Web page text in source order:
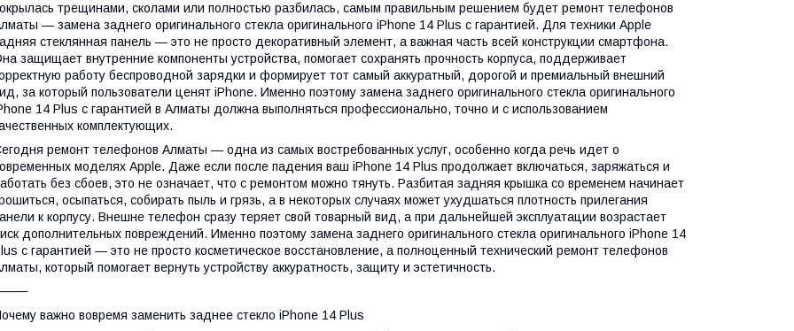
трещинами, сколами или полностью разбилась, самым правильным решением будет ремонт телефонов
— замена заднего оригинального стекла оригинального iPhone 14 Plus с гарантией. Для техники Apple
стеклянная панель — это не просто декоративный элемент, а важная часть всей конструкции смартфона.
защищает внутренние компоненты устройства, помогает сохранять прочность корпуса, поддерживает
работу беспроводной зарядки и формирует тот самый аккуратный, дорогой и премиальный внешний
за который пользователи ценят iPhone. Именно поэтому замена заднего оригинального стекла оригинального
14 Plus с гарантией в Алматы должна выполняться профессионально, точно и с использованием
комплектующих.
ремонт телефонов Алматы — одна из самых востребованных услуг, особенно когда речь идет о
моделях Apple. Даже если после падения ваш iPhone 14 Plus продолжает включаться, заряжаться и
без сбоев, это не означает, что с ремонтом можно тянуть. Разбитая задняя крышка со временем начинает
осыпаться, собирать пыль и грязь, а в некоторых случаях может ухудшаться плотность прилегания
к корпусу. Внешне телефон сразу теряет свой товарный вид, а при дальнейшей эксплуатации возрастает
дополнительных повреждений. Именно поэтому замена заднего оригинального стекла оригинального iPhone 14
с гарантией — это не просто косметическое восстановление, а полноценный технический ремонт телефонов
который помогает вернуть устройству аккуратность, защиту и эстетичность.
важно вовремя заменить заднее стекло iPhone 14 Plus